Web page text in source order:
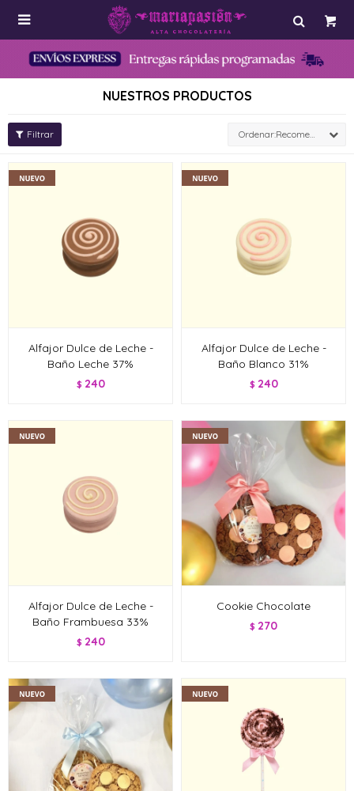

NUESTROS PRODUCTOS
Recomendados
Alfajor Dulce de Leche -
Baño Leche 37%
$ 240
Alfajor Dulce de Leche -
Baño Blanco 31%
$ 240
Alfajor Dulce de Leche -
Baño Frambuesa 33%
$ 240
Cookie Chocolate
$ 270